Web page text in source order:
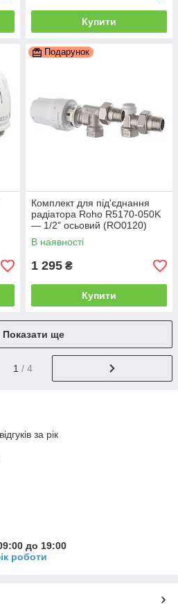
Купити
Подарунок
Комплект для під'єднання
радіатора Roho R5170-050K
— 1/2" осьовий (RO0120)
В наявності
1 295 ₴
Купити
Показати ще
1 / 4
за рік
до 19:00
роботи